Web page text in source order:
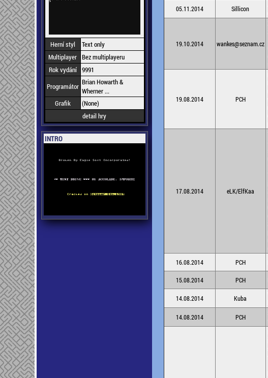
Herní styl
Text only
Multiplayer Bez multiplayeru
Rok vydání 9991
Programátor Brian Howarth &
Wherner ...
Grafik
(None)
detail hry
INTRO
05.11.2014
Sillicon
19.10.2014 wankes@seznam.cz
19.08.2014 PCH
17.08.2014 eLK/ElfKaa
16.08.2014
PCH
15.08.2014 PCH
14.08.2014 Kuba
14.08.2014
PCH